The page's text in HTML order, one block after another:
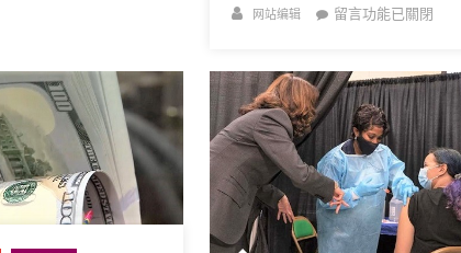
1626
網
路
版〉
on
Author
网站编辑
在
城
免
費
健
檢
HPES
搬
留言功能已關閉